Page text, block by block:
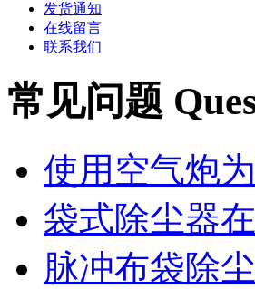
发货通知
在线留言
联系我们
常见问题
使用空气炮
袋式除尘器
脉冲布袋除